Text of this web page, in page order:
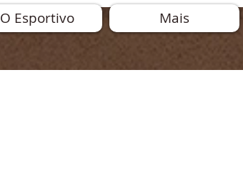
O Esportivo Mais